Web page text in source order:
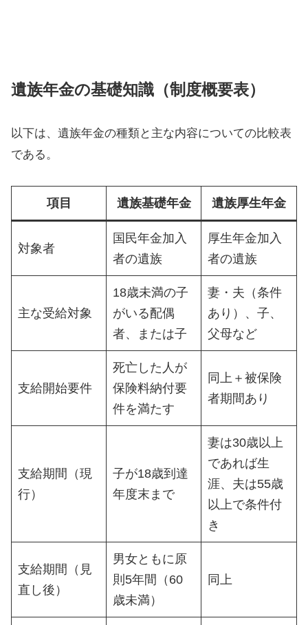
遺族年金の基礎知識（制度概要表）
以下は、遺族年金の種類と主な内容についての比較表
である。
項目 遺族基礎年金 遺族厚生年金
対象者
国民年金加入
者の遺族
厚生年金加入
者の遺族
主な受給対象
18歳未満の子
がいる配偶
者、または子
妻・夫（条件
あり）、子、
父母など
支給開始要件
死亡した人が
保険料納付要
件を満たす
同上＋被保険
者期間あり
支給期間（現
行）
子が18歳到達
年度末まで
妻は30歳以上
であれば生
涯、夫は55歳
以上で条件付
き
支給期間（見
直し後）
男女ともに原
則5年間（60
歳未満）
同上